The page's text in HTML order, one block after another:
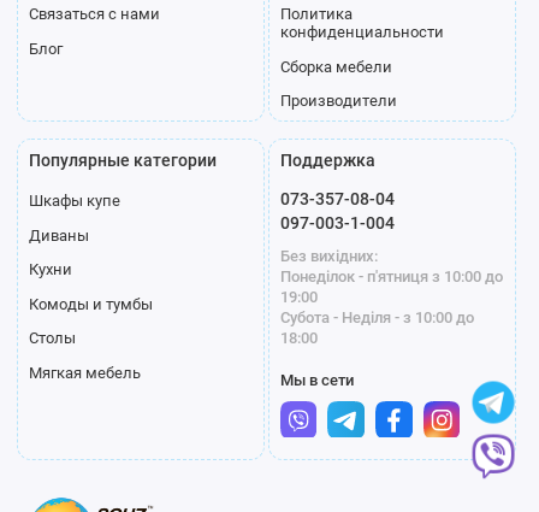
Связаться с нами
Блог
Политика
конфиденциальности
Сборка мебели
Производители
Популярные категории
Шкафы купе
Диваны
Кухни
Комоды и тумбы
Столы
Мягкая мебель
Поддержка
073-357-08-04
097-003-1-004
Без вихідних:
Понеділок - п'ятниця з 10:00 до
19:00
Субота - Неділя - з 10:00 до
18:00
Мы в сети